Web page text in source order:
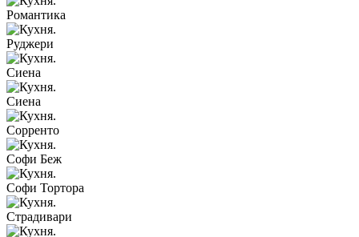
Романтика
Руджери
Сиена
Сиена
Сорренто
Софи Беж
Софи Тортора
Страдивари